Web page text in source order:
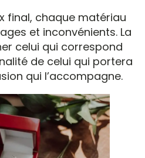
final, chaque matériau
et inconvénients. La
celui qui correspond
de celui qui portera
qui l’accompagne.